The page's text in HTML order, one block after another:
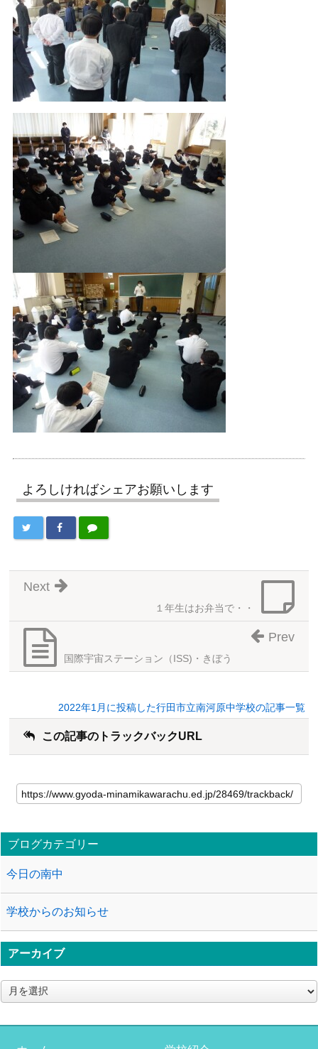
よろしければシェアお願いします
１年生はお弁当で・・
Next
国際宇宙ステーション（ISS)・きぼう
Prev
2022年1月に投稿した行田市立南河原中学校の記事一覧
この記事のトラックバックURL
ブログカテゴリー
今日の南中
学校からのお知らせ
アーカイブ
ア
ー
イ